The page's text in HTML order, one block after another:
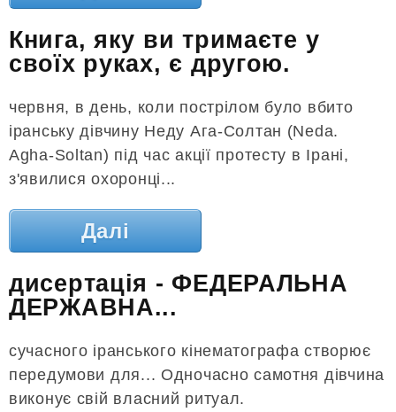
Книга, яку ви тримаєте у
своїх руках, є другою.
червня, в день, коли пострілом було вбито
іранську дівчину Неду Ага-Солтан (Neda.
Agha-Soltan) під час акції протесту в Ірані,
з'явилися охоронці...
Далі
дисертація - ФЕДЕРАЛЬНА
ДЕРЖАВНА...
сучасного іранського кінематографа створює
передумови для... Одночасно самотня дівчина
виконує свій власний ритуал.